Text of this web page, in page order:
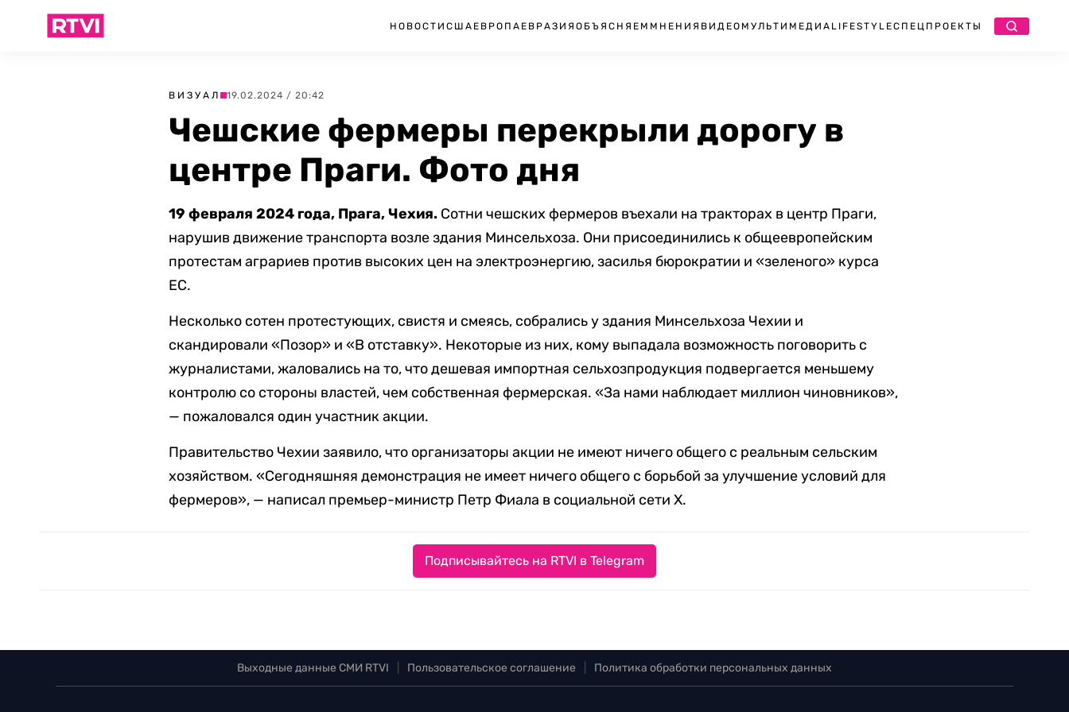
НОВОСТИ США ЕВРОПА ЕВРАЗИЯ ОБЪЯСНЯЕМ МНЕНИЯ ВИДЕО МУЛЬТИМЕДИА LIFESTYLEСПЕЦПРОЕКТЫ
ВИЗУАЛ 19.02.2024 / 20:42
Чешские фермеры перекрыли дорогу в
центре Праги. Фото дня
19 февраля 2024 года, Прага, Чехия. Сотни чешских фермеров въехали на тракторах в центр Праги,
нарушив движение транспорта возле здания Минсельхоза. Они присоединились к общеевропейским
протестам аграриев против высоких цен на электроэнергию, засилья бюрократии и «зеленого» курса
ЕС.
Несколько сотен протестующих, свистя и смеясь, собрались у здания Минсельхоза Чехии и
скандировали «Позор» и «В отставку». Некоторые из них, кому выпадала возможность поговорить с
журналистами, жаловались на то, что дешевая импортная сельхозпродукция подвергается меньшему
контролю со стороны властей, чем собственная фермерская. «За нами наблюдает миллион чиновников»,
— пожаловался один участник акции.
Правительство Чехии заявило, что организаторы акции не имеют ничего общего с реальным сельским
хозяйством. «Сегодняшняя демонстрация не имеет ничего общего с борьбой за улучшение условий для
фермеров», — написал премьер-министр Петр Фиала в социальной сети X.
Подписывайтесь на RTVI в Telegram
Выходные данные СМИ RTVI Пользовательское соглашение Политика обработки персональных данных